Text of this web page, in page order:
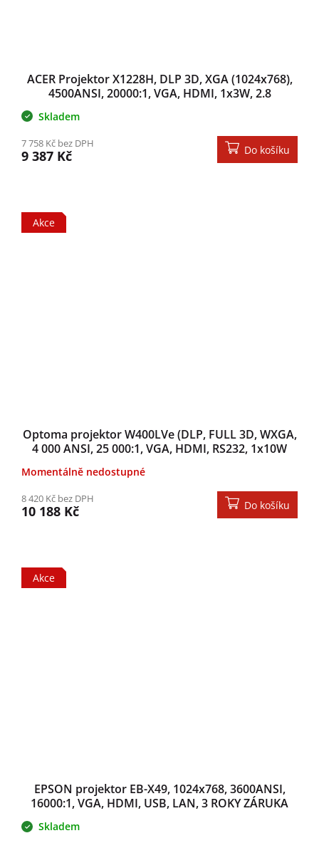
ACER Projektor X1228H, DLP 3D, XGA (1024x768),
4500ANSI, 20000:1, VGA, HDMI, 1x3W, 2.8
Skladem
7 758 Kč bez DPH
9 387 Kč Do košíku
Akce
Optoma projektor W400LVe (DLP, FULL 3D, WXGA,
4 000 ANSI, 25 000:1, VGA, HDMI, RS232, 1x10W
Momentálně nedostupné
8 420 Kč bez DPH
10 188 Kč Do košíku
Akce
EPSON projektor EB-X49, 1024x768, 3600ANSI,
16000:1, VGA, HDMI, USB, LAN, 3 ROKY ZÁRUKA
Skladem